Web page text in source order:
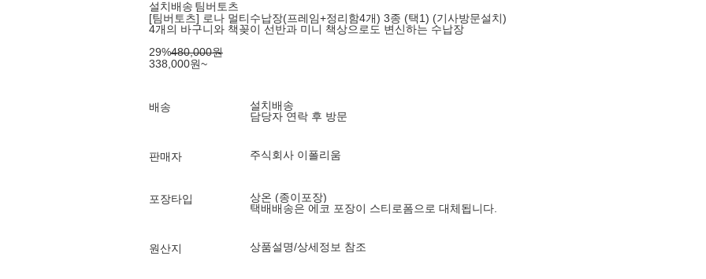
설치배송 팀버토츠
[팀버토츠] 로나 멀티수납장(프레임+정리함4개) 3종 (택1) (기사방문설치)
4개의 바구니와 책꽂이 선반과 미니 책상으로도 변신하는 수납장
29%480,000원
338,000원~
배송
설치배송
담당자 연락 후 방문
판매자 주식회사 이폴리움
포장타입
상온 (종이포장)
택배배송은 에코 포장이 스티로폼으로 대체됩니다.
원산지 상품설명/상세정보 참조